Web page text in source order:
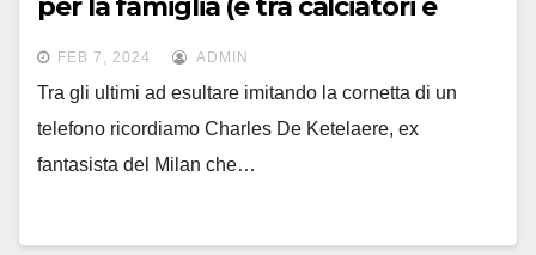
tennisti)
FEB 7, 2024 ADMIN
Tra gli ultimi ad esultare imitando la cornetta di un
telefono ricordiamo Charles De Ketelaere, ex
fantasista del Milan che…